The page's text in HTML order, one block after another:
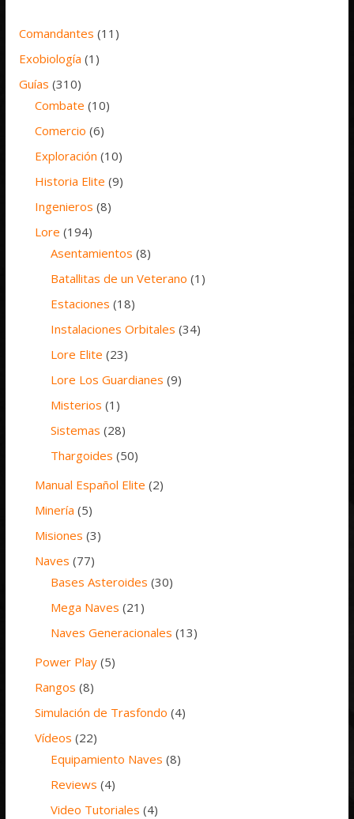
Comandantes (11)
Exobiología (1)
Guías (310)
Combate (10)
Comercio (6)
Exploración (10)
Historia Elite (9)
Ingenieros (8)
Lore (194)
Asentamientos (8)
Batallitas de un Veterano (1)
Estaciones (18)
Instalaciones Orbitales (34)
Lore Elite (23)
Lore Los Guardianes (9)
Misterios (1)
Sistemas (28)
Thargoides (50)
Manual Español Elite (2)
Minería (5)
Misiones (3)
Naves (77)
Bases Asteroides (30)
Mega Naves (21)
Naves Generacionales (13)
Power Play (5)
Rangos (8)
Simulación de Trasfondo (4)
Vídeos (22)
Equipamiento Naves (8)
Reviews (4)
Video Tutoriales (4)